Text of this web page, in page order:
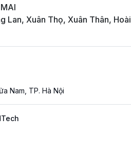
Lan, Xuân Thọ, Xuân Thân, Hoài
Nam, TP. Hà Nội